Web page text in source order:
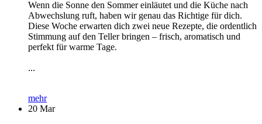
Wenn die Sonne den Sommer einläutet und die Küche nach
Abwechslung ruft, haben wir genau das Richtige für dich.
Diese Woche erwarten dich zwei neue Rezepte, die ordentlich
Stimmung auf den Teller bringen – frisch, aromatisch und
perfekt für warme Tage.
...
mehr
20 Mar